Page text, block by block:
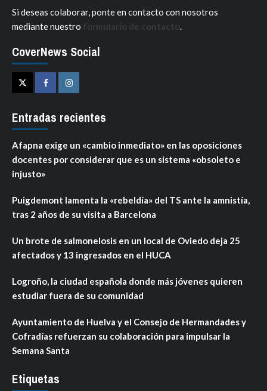
Si deseas colaborar, ponte en contacto con nosotros
mediante nuestro formulario de contacto.
CoverNews Social
TwitterFacebookInstagram
Entradas recientes
Afapna exige un «cambio inmediato» en las oposiciones
docentes por considerar que es un sistema «obsoleto e
injusto»
Puigdemont lamenta la «rebeldía» del TS ante la amnistía,
tras 2 años de su visita a Barcelona
Un brote de salmonelosis en un local de Oviedo deja 25
afectados y 13 ingresados en el HUCA
Logroño, la ciudad española donde más jóvenes quieren
estudiar fuera de su comunidad
Ayuntamiento de Huelva y el Consejo de Hermandades y
Cofradías refuerzan su colaboración para impulsar la
Semana Santa
Etiquetas